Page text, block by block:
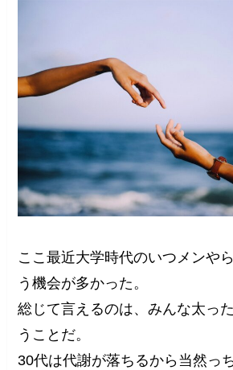
ここ最近大学時代のいつメンや
う機会が多かった。
総じて言えるのは、みんな太っ
うことだ。
30代は代謝が落ちるから当然っ